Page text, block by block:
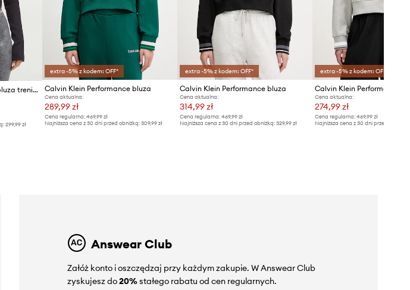
Calvin Klein Performance bluza treningowa
299,99 zł
extra -5% z kodem: OFF*
Calvin Klein Performance bluza
Cena aktualna:
289,99 zł
Cena regularna: 469,99 zł
Najniższa cena z 30 dni przed obniżką: 309,99 zł
extra -5% z kodem: OFF*
Calvin Klein Performance bluza
Cena aktualna:
314,99 zł
Cena regularna:469,99 zł
Najniższa cena z 30 dni przed obniżką:329,99 zł
extra -5% z kodem: OFF*
Calvin Klein Performance
Cena aktualna:
274,99 zł
Cena regularna: 469,99 zł
Najniższa cena z 30 dni przed obniżką:
Answear Club
Załóż konto i oszczędzaj przy każdym zakupie. W Answear Club
zyskujesz do20%stałego rabatu od cen regularnych.